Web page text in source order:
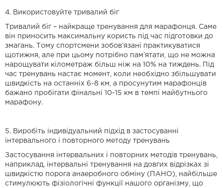
4. Використовуйте тривалий біг
Тривалий біг – найкраще тренування для марафонця. Саме
він приносить максимальну користь під час підготовки до
змагань. Тому спортсмени зобов’язані практикуватися
щотижня, але при цьому потрібно пам’ятати, що не можна
нарощувати кілометраж більш ніж на 10% на тиждень. Під
час тренувань настає момент, коли необхідно збільшувати
швидкість на останніх 6-8 км, а просунутим марафонців
бажано пробігати фінальні 10-15 км в темпі майбутнього
марафону.
5. Виробіть індивідуальний підхід в застосуванні
інтервального і повторного методу тренувань
Застосування інтервальних і повторних методів тренувань,
наприклад, інтервальні тренування на довгих відрізках зі
швидкістю порога анаеробного обміну (ПАНО), найбільше
стимулюють фізіологічні функції нашого організму, що